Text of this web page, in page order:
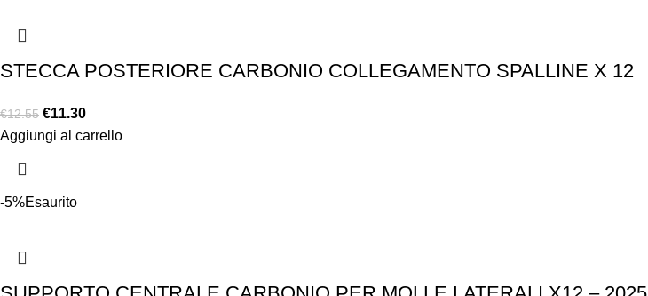
STECCA POSTERIORE CARBONIO COLLEGAMENTO SPALLINE X 12
€12.55 €11.30
Aggiungi al carrello
-5%Esaurito